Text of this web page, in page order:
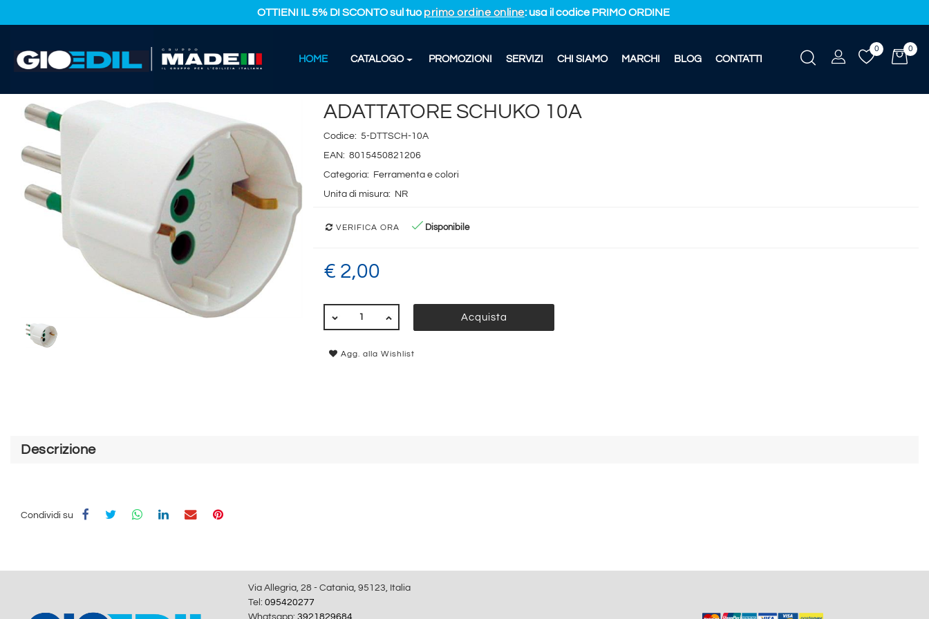
OTTIENI IL 5% DI SCONTO sul tuoprimo ordine online: usa il codice PRIMO ORDINE
HOME CATALOGO PROMOZIONI SERVIZI CHI SIAMO MARCHI BLOG CONTATTI
0
0
HOME
CATALOGO PRODOTTI FERRAMENTA E COLORI ADATTATORE SCHUKO 10A
ADATTATORE SCHUKO 10A
Codice: 5-DTTSCH-10A
EAN: 8015450821206
Categoria:
Ferramenta e colori
Unita di misura:
NR
VERIFICA ORA Disponibile
€ 2,00
Acquista
Agg. alla Wishlist
Descrizione
Condividi su
Via Allegria, 28 - Catania, 95123, Italia
Tel: 095420277
Whatsapp: 3921829684